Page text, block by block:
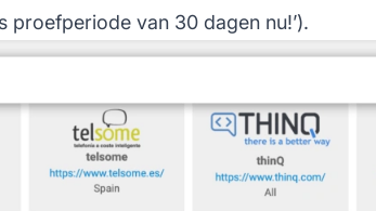
proefperiode van 30 dagen nu!’).